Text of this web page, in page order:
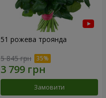
51 рожева троянда
5 845 грн
Замовити